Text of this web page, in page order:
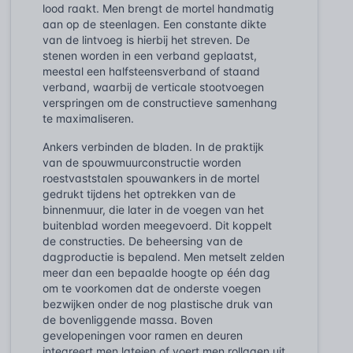
lood raakt. Men brengt de mortel handmatig
aan op de steenlagen. Een constante dikte
van de lintvoeg is hierbij het streven. De
stenen worden in een verband geplaatst,
meestal een halfsteensverband of staand
verband, waarbij de verticale stootvoegen
verspringen om de constructieve samenhang
te maximaliseren.
Ankers verbinden de bladen. In de praktijk
van de spouwmuurconstructie worden
roestvaststalen spouwankers in de mortel
gedrukt tijdens het optrekken van de
binnenmuur, die later in de voegen van het
buitenblad worden meegevoerd. Dit koppelt
de constructies. De beheersing van de
dagproductie is bepalend. Men metselt zelden
meer dan een bepaalde hoogte op één dag
om te voorkomen dat de onderste voegen
bezwijken onder de nog plastische druk van
de bovenliggende massa. Boven
gevelopeningen voor ramen en deuren